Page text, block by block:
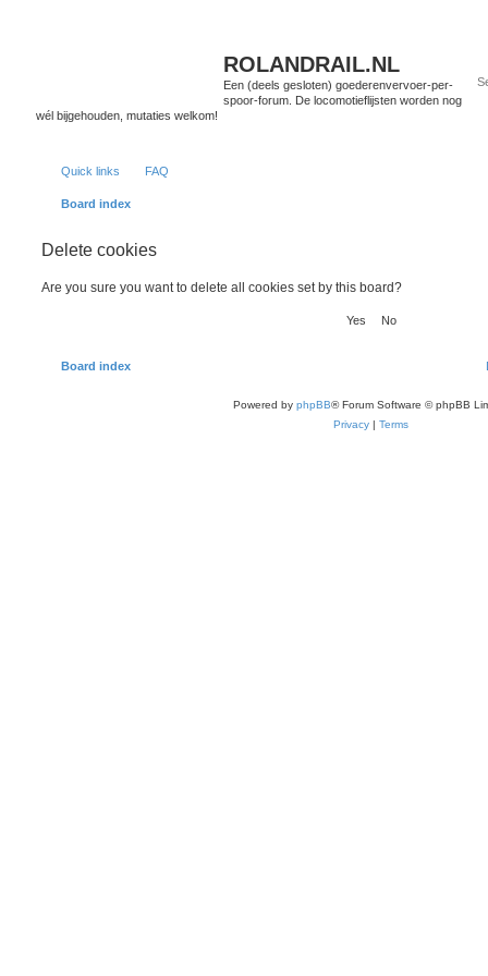
ROLANDRAIL.NL
Een (deels gesloten) goederenvervoer-per-
spoor-forum. De locomotieflijsten worden nog
wél bijgehouden, mutaties welkom!
Quick links FAQ
Board index
Delete cookies
Are you sure you want to delete all cookies set by this board?
Board index
Powered by phpBB® Forum Software © phpBB
Privacy | Terms